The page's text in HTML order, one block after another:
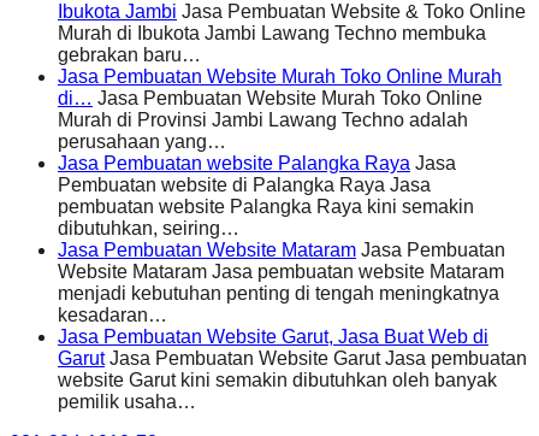
Ibukota Jambi Jasa Pembuatan Website & Toko Online
Murah di Ibukota Jambi Lawang Techno membuka
gebrakan baru…
Jasa Pembuatan Website Murah Toko Online Murah
di… Jasa Pembuatan Website Murah Toko Online
Murah di Provinsi Jambi Lawang Techno adalah
perusahaan yang…
Jasa Pembuatan website Palangka Raya Jasa
Pembuatan website di Palangka Raya Jasa
pembuatan website Palangka Raya kini semakin
dibutuhkan, seiring…
Jasa Pembuatan Website Mataram Jasa Pembuatan
Website Mataram Jasa pembuatan website Mataram
menjadi kebutuhan penting di tengah meningkatnya
kesadaran…
Jasa Pembuatan Website Garut, Jasa Buat Web di
GarutJasa Pembuatan Website Garut Jasa pembuatan
website Garut kini semakin dibutuhkan oleh banyak
pemilik usaha…